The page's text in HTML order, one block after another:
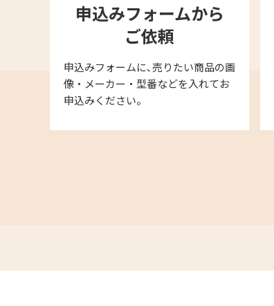
申込みフォームから
ご依頼
申込みフォームに､売りたい商品の画
像・メーカー・型番などを入れてお
申込みください。